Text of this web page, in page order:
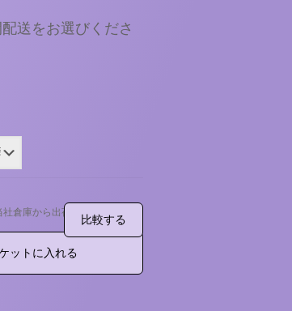
送をお選びくださ
倉庫から出荷されます。
ットに入れる
比較する